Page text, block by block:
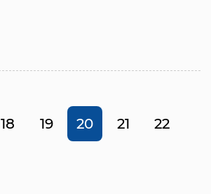
18 19 20 21 22